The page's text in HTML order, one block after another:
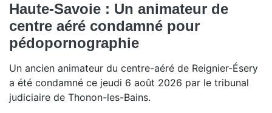
Haute-Savoie : Un animateur de
centre aéré condamné pour
pédopornographie
Un ancien animateur du centre-aéré de Reignier-Ésery
a été condamné ce jeudi 6 août 2026 par le tribunal
judiciaire de Thonon-les-Bains.